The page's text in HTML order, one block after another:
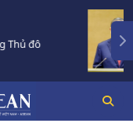
TIÊU
Tổng